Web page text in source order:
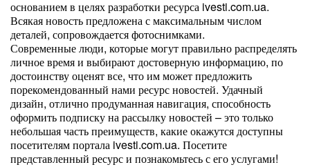
основанием в целях разработки ресурса ivesti.com.ua.
Всякая новость предложена с максимальным числом
деталей, сопровождается фотоснимками.
Современные люди, которые могут правильно распределять
личное время и выбирают достоверную информацию, по
достоинству оценят все, что им может предложить
порекомендованный нами ресурс новостей. Удачный
дизайн, отлично продуманная навигация, способность
оформить подписку на рассылку новостей – это только
небольшая часть преимуществ, какие окажутся доступны
посетителям портала ivesti.com.ua. Посетите
представленный ресурс и познакомьтесь с его услугами!